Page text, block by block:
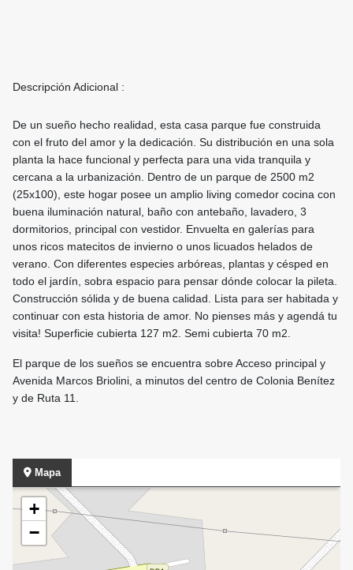
Descripción Adicional :
De un sueño hecho realidad, esta casa parque fue construida
con el fruto del amor y la dedicación. Su distribución en una sola
planta la hace funcional y perfecta para una vida tranquila y
cercana a la urbanización. Dentro de un parque de 2500 m2
(25x100), este hogar posee un amplio living comedor cocina con
buena iluminación natural, baño con antebaño, lavadero, 3
dormitorios, principal con vestidor. Envuelta en galerías para
unos ricos matecitos de invierno o unos licuados helados de
verano. Con diferentes especies arbóreas, plantas y césped en
todo el jardín, sobra espacio para pensar dónde colocar la pileta.
Construcción sólida y de buena calidad. Lista para ser habitada y
continuar con esta historia de amor. No pienses más y agendá tu
visita! Superficie cubierta 127 m2. Semi cubierta 70 m2.
El parque de los sueños se encuentra sobre Acceso principal y
Avenida Marcos Briolini, a minutos del centro de Colonia Benítez
y de Ruta 11.
Mapa
+
−